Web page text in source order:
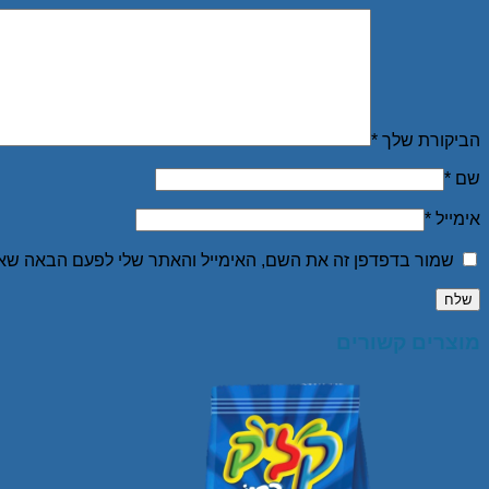
הביקורת שלך *
שם *
אימייל *
שמור בדפדפן זה את השם, האימייל והאתר שלי לפעם הבאה
מוצרים קשורים